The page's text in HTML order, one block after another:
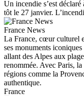
Un incendie s’est
tôt le 27 janvier.
France News
La France, cœur culturel
ses monuments
allant des Alpes aux
renommée. Avec Paris,
régions comme la
authentique.
France